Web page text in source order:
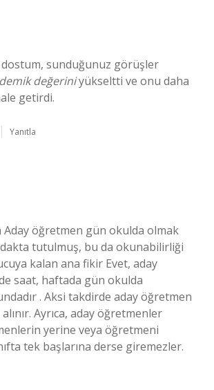
dostum, sunduğunuz görüşler
değeriniyükseltti ve onu daha
getirdi.
Yanıtla
öğretmen gün okulda olmak
tutulmuş, bu da okunabilirliği
kalan ana fikir Evet, aday
saat, haftada gün okulda
. Aksi takdirde aday öğretmen
Ayrıca, aday öğretmenler
yerine veya öğretmeni
tek başlarına derse giremezler.